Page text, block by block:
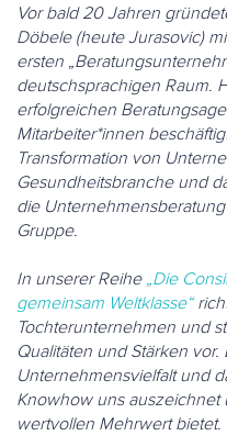
Vor bald 20 Jahren
Döbele (heute Jurasovic)
ersten
deutschsprachigen Raum.
erfolgreichen
Mitarbeiter*innen
Transformation von
Gesundheitsbranche und
die
Gruppe.
In unserer Reihe „Die
gemeinsam Weltklasse“
Tochterunternehmen und
Qualitäten und Stärken
Unternehmensvielfalt und
Knowhow uns
wertvollen Mehrwert bietet.